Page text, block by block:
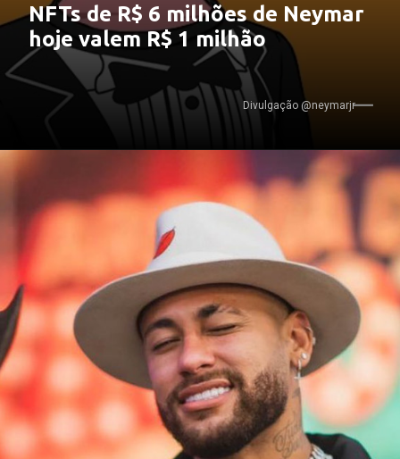
Divulgação @neymarjr
NFTs de R$ 6 milhões de Neymar
hoje valem R$ 1 milhão